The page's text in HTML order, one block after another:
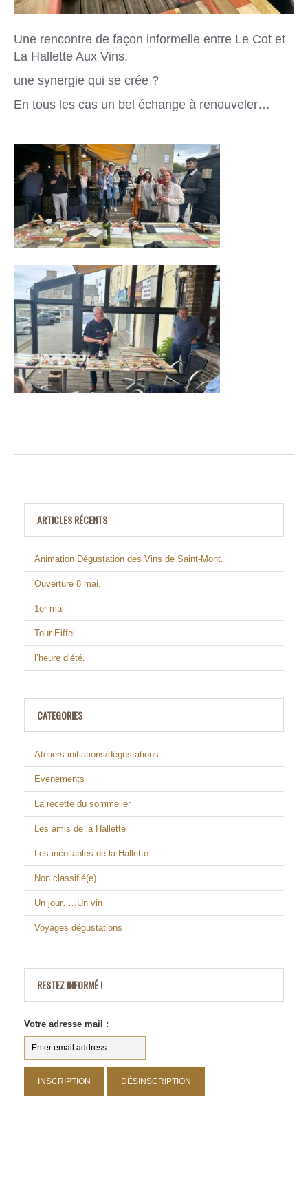
Une rencontre de façon informelle entre Le Cot et
La Hallette Aux Vins.
une synergie qui se crée ?
En tous les cas un bel échange à renouveler…
ARTICLES RÉCENTS
Animation Dégustation des Vins de Saint-Mont.
Ouverture 8 mai.
1er mai
Tour Eiffel.
l’heure d’été.
CATEGORIES
Ateliers initiations/dégustations
Evenements
La recette du sommelier
Les amis de la Hallette
Les incollables de la Hallette
Non classifié(e)
Un jour…..Un vin
Voyages dégustations
RESTEZ INFORMÉ !
Votre adresse mail :